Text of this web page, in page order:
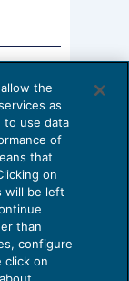
dunque
anche
interposta
di
the
as
to use data
of
that
on
will be left
than
configure
click on